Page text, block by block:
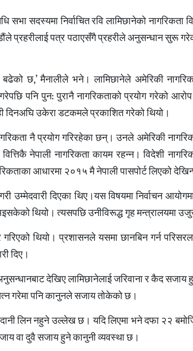
सभा सदस्यमा निर्वाचित रवि लामिछानेको नागरिकता
प्रहरीलाई पत्र पठाएसँगै प्रहरीले अनुसन्धान सुरू
छ,’ मैनालीले भने। लामिछानेले अमेरिकी
पनि पुन: पुरानै नागरिकताको प्रयोग गरेको
दिनअघि उकेरा डटकमले प्रकाशित गरेको थियो।
नै प्रयोग गरिरहेका छन्। उनले अमेरिकी
नेपाली नागरिकता कायम रहन्न। विदेशी
आधारमा २०१५ मै नेपाली पासपोर्ट लिएको
उम्मेदवारी दिएका थिए।यस विषयमा निर्वाचन
थियो। त्यसपछि उनीविरूद्ध गृह मन्त्रालयमा
थियो। प्रशासनले यसमा छानबिन गर्न
दिए।
अनुसन्धानबाट देखिए लामिछानेलाई जरिवाना र कैद
गरेमा पनि कानुनले सजाय तोकेको छ।
लिन नहुने उल्लेख छ। यदि लिएमा भने दफा २२
वा दुवै सजाय हुने कानुनी व्यवस्था छ।